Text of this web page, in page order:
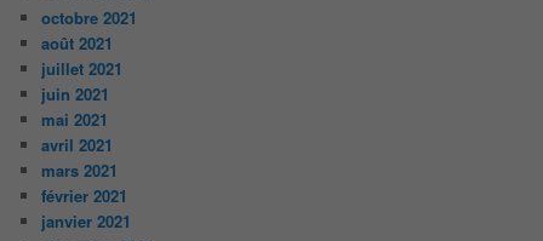
octobre 2021
août 2021
juillet 2021
juin 2021
mai 2021
avril 2021
mars 2021
février 2021
janvier 2021